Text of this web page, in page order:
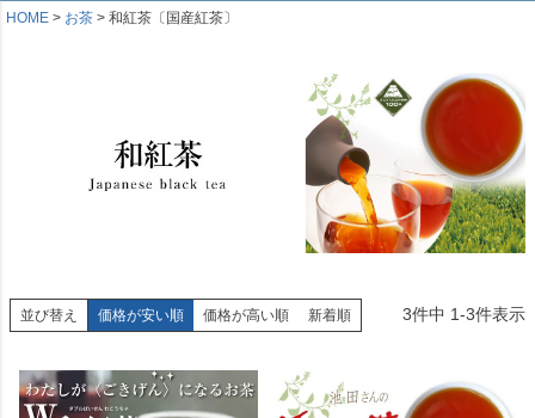
HOME お茶 和紅茶〔国産紅茶〕
並び替え 価格が安い順 価格が高い順 新着順 3件中 1-3件表示